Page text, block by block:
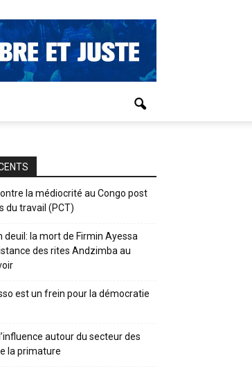
la médiocrité au Congo post
du travail (PCT)
deuil: la mort de Firmin Ayessa
des rites Andzimba au
est un frein pour la démocratie
autour du secteur des
la primature